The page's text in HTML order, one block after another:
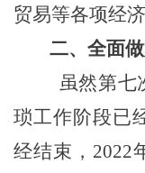
贸易等各项经
二、 全面
虽然第七
琐工作阶段已
经结束， 2022